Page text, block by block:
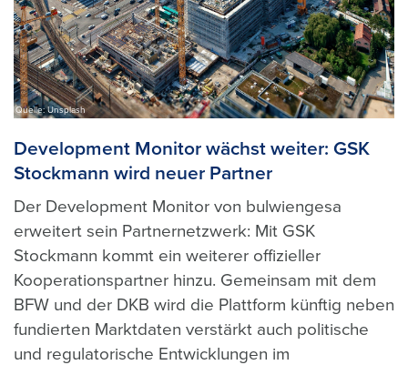
Quelle: Unsplash
Development Monitor wächst weiter: GSK
Stockmann wird neuer Partner
Der Development Monitor von bulwiengesa
erweitert sein Partnernetzwerk: Mit GSK
Stockmann kommt ein weiterer offizieller
Kooperationspartner hinzu. Gemeinsam mit dem
BFW und der DKB wird die Plattform künftig neben
fundierten Marktdaten verstärkt auch politische
und regulatorische Entwicklungen im